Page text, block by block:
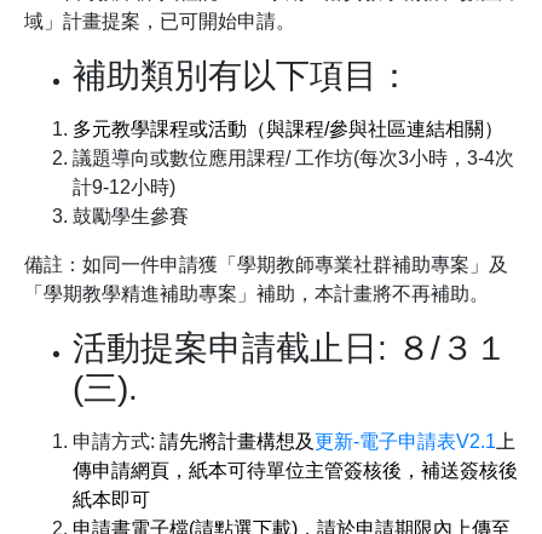
域」計畫提案，已可開始申請。
補助類別有以下項目：
多元教學課程或活動（與課程/參與社區連結相關）
議題導向或數位應用課程/ 工作坊(每次3小時，3-4次
計9-12小時)
鼓勵學生參賽
備註：如同一件申請獲「學期教師專業社群補助專案」及
「學期教學精進補助專案」補助，本計畫將不再補助。
活動提案申請截止日: ８/３１
(三).
申請方式: 請先將計畫構想及更新-電子申請表V2.1 上
傳申請網頁，紙本可待單位主管簽核後，補送簽核後
紙本即可
申請書電子檔(請點選下載) ，請於申請期限內上傳至